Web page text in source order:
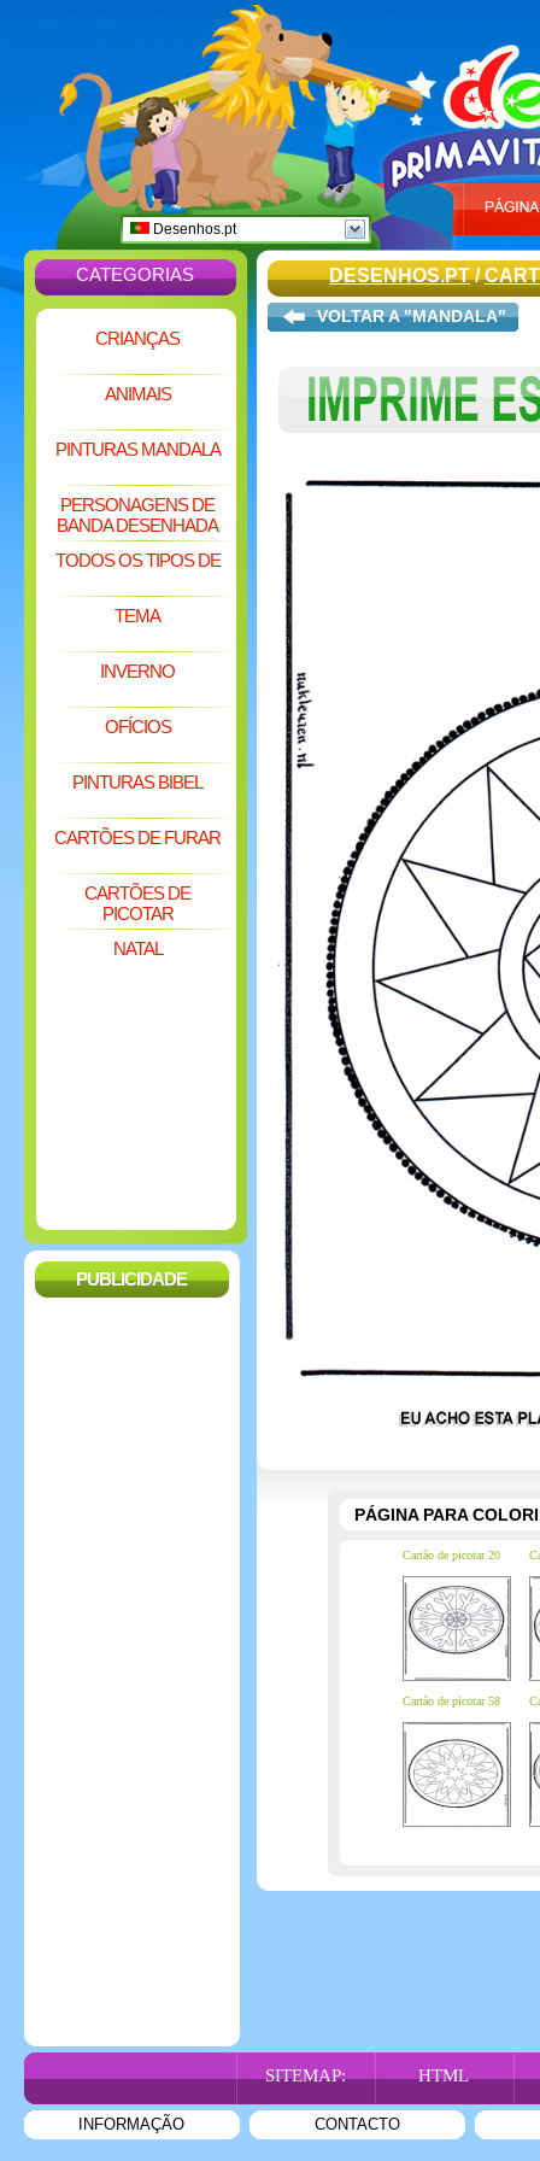
Desenhos.pt
CATEGORIAS
CRIANÇAS
ANIMAIS
PINTURAS MANDALA
PERSONAGENS DE
BANDA DESENHADA
TODOS OS TIPOS DE
TEMA
INVERNO
OFÍCIOS
PINTURAS BIBEL
CARTÕES DE FURAR
CARTÕES DE
PICOTAR
NATAL
PUBLICIDADE
DESENHOS.PT/
VOLTAR A "MANDALA"
PÁGINA PARA
Cartão de picotar 20
Cartão de picotar 58
SITEMAP: HTML
INFORMAÇÃO CONTACTO